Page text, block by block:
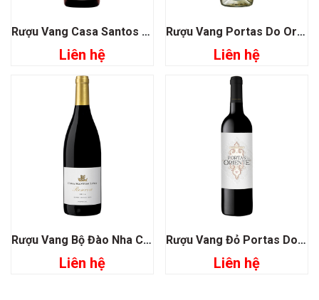
Rượu Vang Casa Santos Lima Reserva
Liên hệ
Rượu Vang Portas Do Oriente
Liên hệ
Rượu Vang Bộ Đào Nha Casa Santos Lima Reserva
Liên hệ
Rượu Vang Đỏ Portas Do Oriente
Liên hệ